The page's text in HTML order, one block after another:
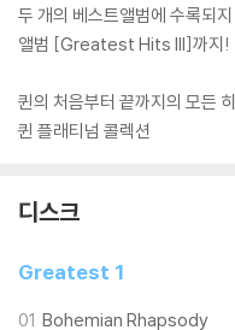
두 개의 베스트앨범에 수록되
앨범 [Greatest Hits III]까지!
퀸의 처음부터 끝까지의 모든
퀸 플래티넘 콜렉션
디스크
Greatest 1
01 Bohemian Rhapsody